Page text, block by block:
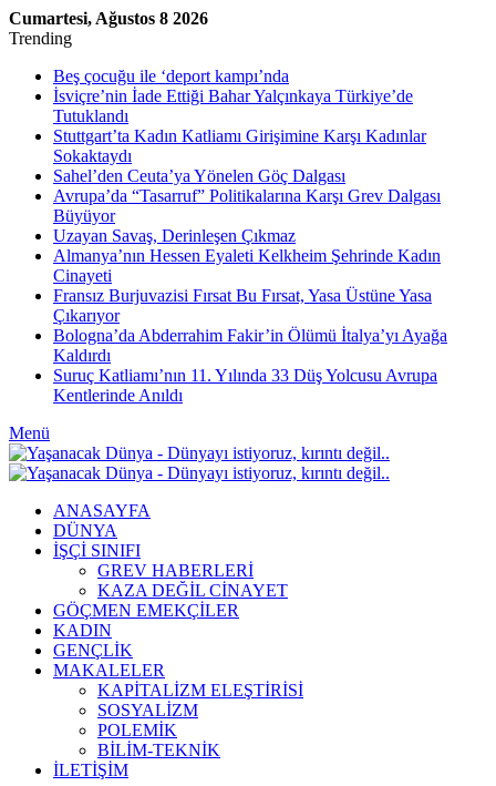
Cumartesi, Ağustos 8 2026
Trending
Beş çocuğu ile ‘deport kampı’nda
İsviçre’nin İade Ettiği Bahar Yalçınkaya Türkiye’de
Tutuklandı
Stuttgart’ta Kadın Katliamı Girişimine Karşı Kadınlar
Sokaktaydı
Sahel’den Ceuta’ya Yönelen Göç Dalgası
Avrupa’da “Tasarruf” Politikalarına Karşı Grev Dalgası
Büyüyor
Uzayan Savaş, Derinleşen Çıkmaz
Almanya’nın Hessen Eyaleti Kelkheim Şehrinde Kadın
Cinayeti
Fransız Burjuvazisi Fırsat Bu Fırsat, Yasa Üstüne Yasa
Çıkarıyor
Bologna’da Abderrahim Fakir’in Ölümü İtalya’yı Ayağa
Kaldırdı
Suruç Katliamı’nın 11. Yılında 33 Düş Yolcusu Avrupa
Kentlerinde Anıldı
Menü
ANASAYFA
DÜNYA
İŞÇİ SINIFI
GREV HABERLERİ
KAZA DEĞİL CİNAYET
GÖÇMEN EMEKÇİLER
KADIN
GENÇLİK
MAKALELER
KAPİTALİZM ELEŞTİRİSİ
SOSYALİZM
POLEMİK
BİLİM-TEKNİK
ILETIŞIM